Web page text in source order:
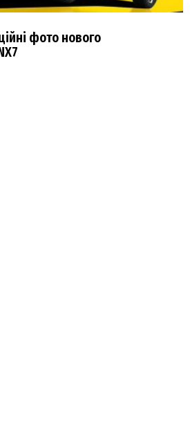
фото нового